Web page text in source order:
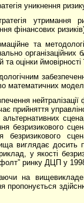
уникнення
утримання
фінансових
та
та оцінки
математичних
нейтралізації
прийняття
безризикового
безризикового
виглядає досить
у якості
ринку ДЦП у
на
пропонується